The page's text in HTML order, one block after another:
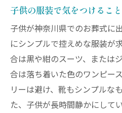
子供の服装で気をつけること
子供が神奈川県でのお葬式に
にシンプルで控えめな服装が
合は黒や紺のスーツ、または
合は落ち着いた色のワンピー
リーは避け、靴もシンプルな
た、子供が長時間静かにして